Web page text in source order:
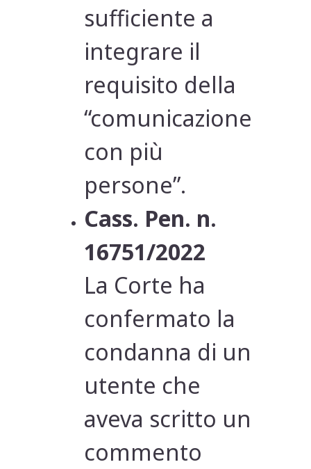
sufficiente a
integrare il
requisito della
“comunicazione
con più
persone”.
Cass. Pen. n.
16751/2022
La Corte ha
confermato la
condanna di un
utente che
aveva scritto un
commento